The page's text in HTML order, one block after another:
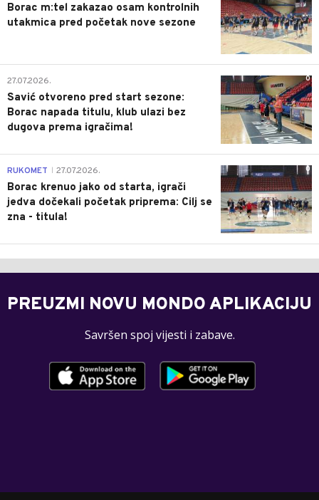
Borac m:tel zakazao osam kontrolnih
utakmica pred početak nove sezone
0
27.07.2026.
Savić otvoreno pred start sezone:
Borac napada titulu, klub ulazi bez
dugova prema igračima!
0
RUKOMET 27.07.2026.
Borac krenuo jako od starta, igrači
jedva dočekali početak priprema: Cilj se
zna - titula!
PREUZMI NOVU MONDO APLIKACIJU
Savršen spoj vijesti i zabave.